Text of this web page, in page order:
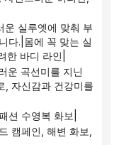
다.|몸에 꼭 맞는 실
한 바디 라인|
, 자신감과 건강미를
션 수영복 화보|